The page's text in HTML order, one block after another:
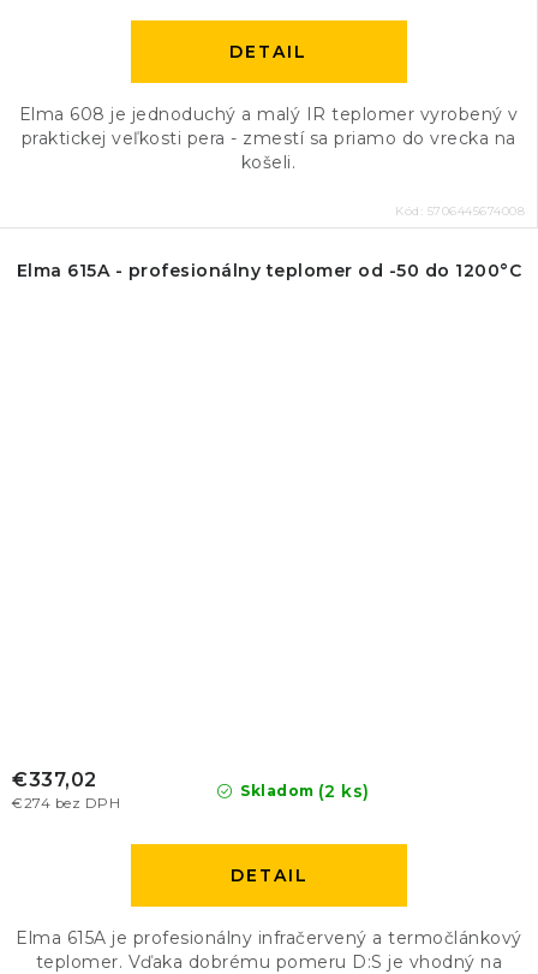
DETAIL
Elma 608 je jednoduchý a malý IR teplomer vyrobený v
praktickej veľkosti pera - zmestí sa priamo do vrecka na
košeli.
Kód: 5706445674008
Elma 615A - profesionálny teplomer od -50 do 1200°C
Skladom (2 ks)
€274 bez DPH
€337,02
DETAIL
Elma 615A je profesionálny infračervený a termočlánkový
teplomer. Vďaka dobrému pomeru D:S je vhodný na